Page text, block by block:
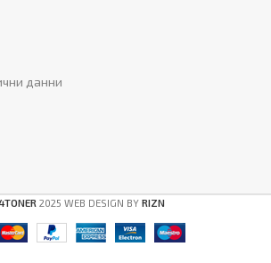
данни
2025 WEB DESIGN BY RIZN